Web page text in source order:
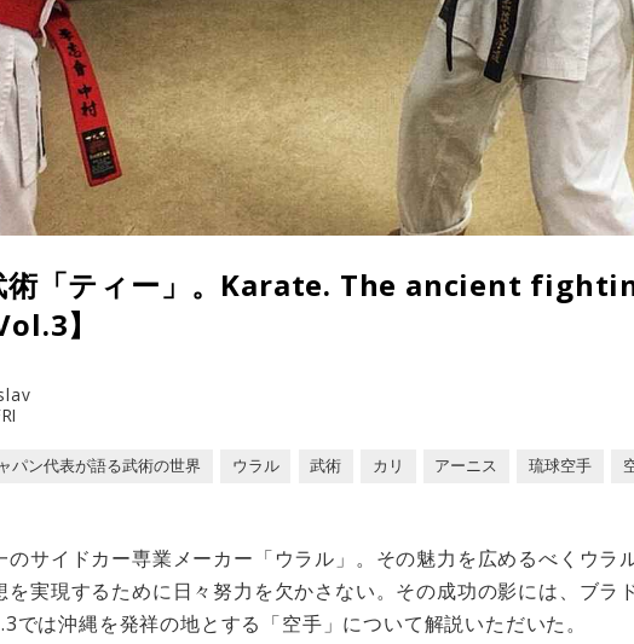
術「ティー」。Karate. The ancient
】
パン代表が語る武術の世界 ウラル 武術 カリ アーニス 琉球空手
のサイドカー専業メーカー「ウラル」。その魅力を広めるべくウラ
を実現するために日々努力を欠かさない。その成功の影には、ブラ
では沖縄を発祥の地とする「空手」について解説いただいた。